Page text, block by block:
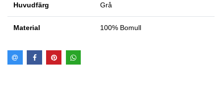
Huvudfärg Grå
Material 100% Bomull